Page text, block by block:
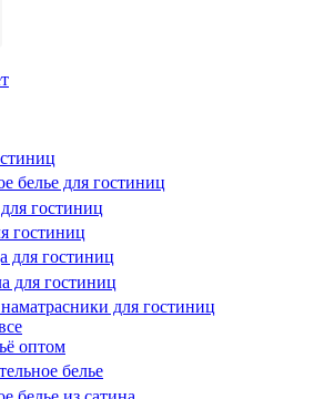
белье для гостиниц
гостиниц
гостиниц
для гостиниц
для гостиниц
для гостиниц
оптом
белье